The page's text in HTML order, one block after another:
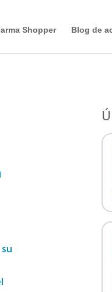
Shopper Blog de